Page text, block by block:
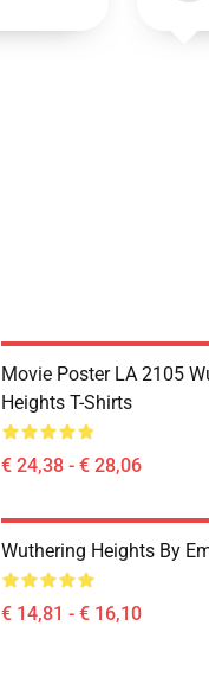
Movie Poster LA 2105
Heights T-Shirts
€ 24,38 - € 28,06
Wuthering Heights By
€ 14,81 - € 16,10